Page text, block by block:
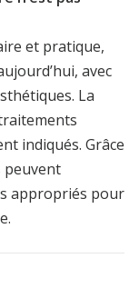
et pratique,
avec
La
indiqués. Grâce
peuvent
appropriés pour